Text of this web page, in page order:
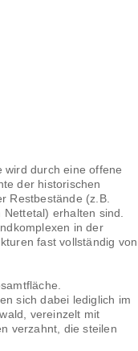
wird durch eine offene
der historischen
Restbestände (z.B.
erhalten sind.
in der
fast vollständig von
sich dabei lediglich im
vereinzelt mit
verzahnt, die steilen